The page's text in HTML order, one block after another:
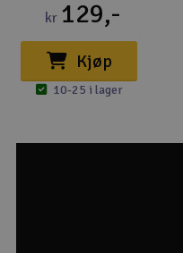
kr 129,-
Kjøp
10-25 i lager